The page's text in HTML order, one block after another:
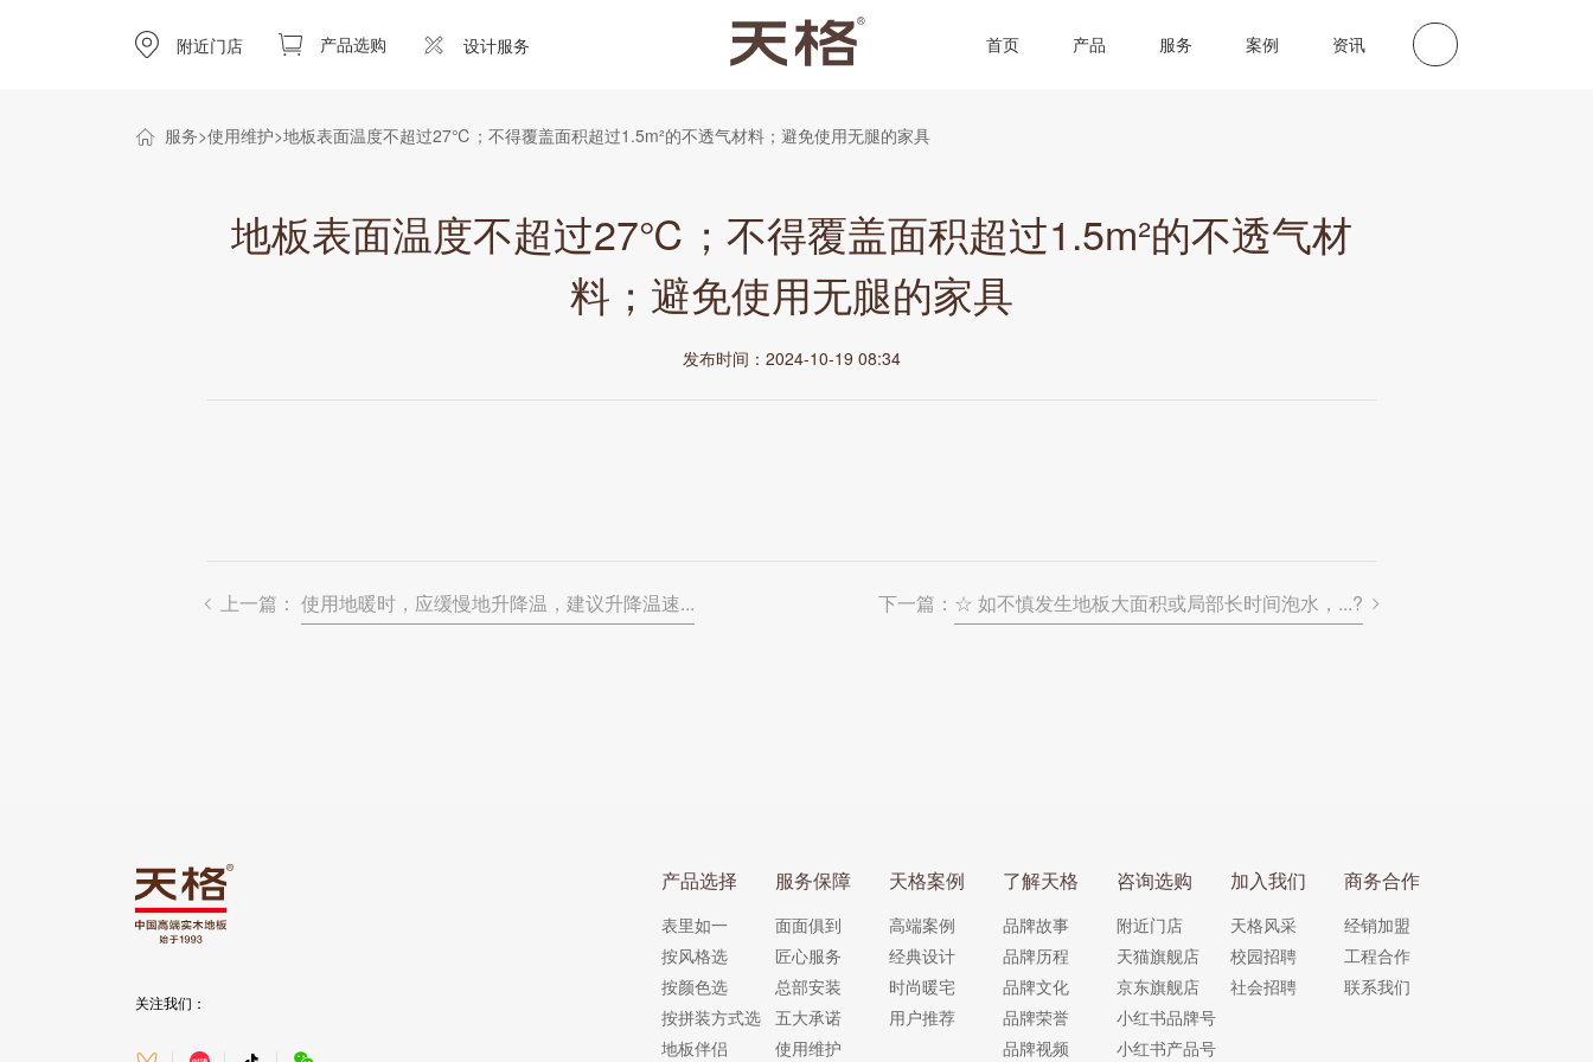
附近门店 产品选购 设计服务 首页 产品 服务 案例 资讯
服务 使用维护 地板表面温度不超过27℃；不得覆盖面积超过1.5m²的不透气材料；避免使用无腿的家具
地板表面温度不超过27℃；不得覆盖面积超过1.5m²的不透气材
料；避免使用无腿的家具
发布时间：2024-10-19 08:34
上一篇：使用地暖时，应缓慢地升降温，建议升降温速... 下一篇： ☆ 如不慎发生地板大面积或局部长时间泡水，...?
关注我们：
产品选择
表里如一
按风格选
按颜色选
按拼装方式选
地板伴侣
服务保障
面面俱到
匠心服务
总部安装
五大承诺
使用维护
天格案例
高端案例
经典设计
时尚暖宅
用户推荐
了解天格
品牌故事
品牌历程
品牌文化
品牌荣誉
品牌视频
咨询选购
附近门店
天猫旗舰店
京东旗舰店
小红书品牌号
小红书产品号
加入我们
天格风采
校园招聘
社会招聘
商务合作
经销加盟
工程合作
联系我们